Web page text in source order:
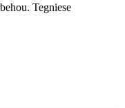
Tegniese